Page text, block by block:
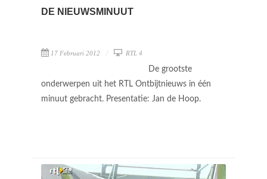
DE NIEUWSMINUUT
17 Februari 2012 RTL 4
De grootste
onderwerpen uit het RTL Ontbijtnieuws in één
minuut gebracht. Presentatie: Jan de Hoop.